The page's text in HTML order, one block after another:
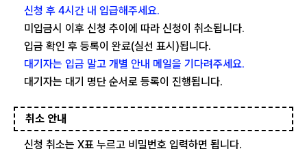
신청 후 4시간 내 입급해주세요.
미입금시 이후 신청 추이에 따라 신청이 취소됩니다.
입금 확인 후 등록이 완료(실선 표시)됩니다.
대기자는 입금 말고 개별 안내 메일을 기다려주세요.
대기자는 대기 명단 순서로 등록이 진행됩니다.
취소 안내
신청 취소는 X표 누르고 비밀번호 입력하면 됩니다.